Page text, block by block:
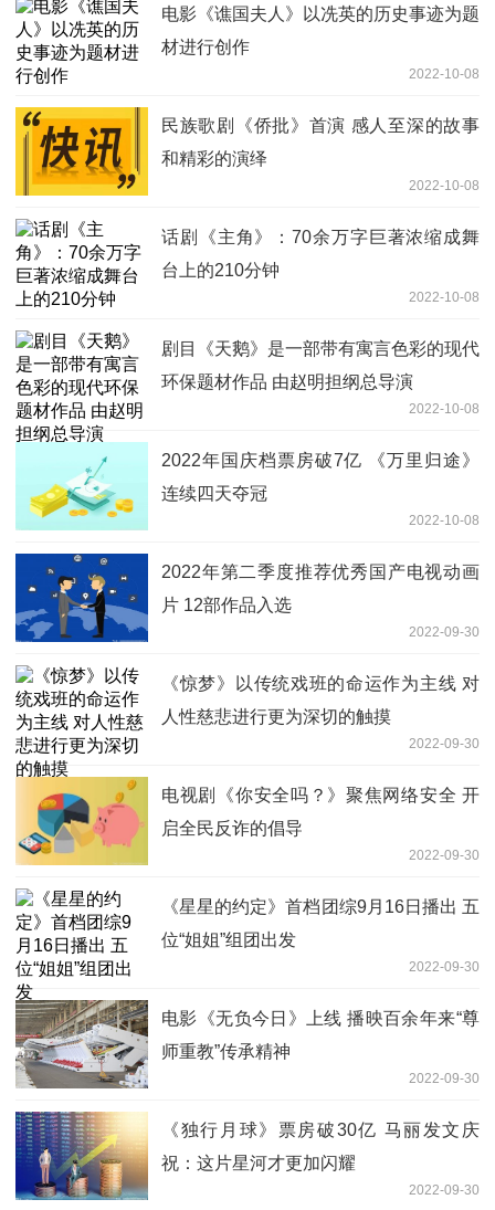
电影《谯国夫人》以冼英的历史事迹为题
材进行创作
2022-10-08
民族歌剧《侨批》首演 感人至深的故事
和精彩的演绎
2022-10-08
话剧《主角》：70余万字巨著浓缩成舞
台上的210分钟
2022-10-08
剧目《天鹅》是一部带有寓言色彩的现代
环保题材作品 由赵明担纲总导演
2022-10-08
2022年国庆档票房破7亿 《万里归途》
连续四天夺冠
2022-10-08
2022年第二季度推荐优秀国产电视动画
片 12部作品入选
2022-09-30
《惊梦》以传统戏班的命运作为主线 对
人性慈悲进行更为深切的触摸
2022-09-30
电视剧《你安全吗？》聚焦网络安全 开
启全民反诈的倡导
2022-09-30
《星星的约定》首档团综9月16日播出 五
位“姐姐”组团出发
2022-09-30
电影《无负今日》上线 播映百余年来“尊
师重教”传承精神
2022-09-30
《独行月球》票房破30亿 马丽发文庆
祝：这片星河才更加闪耀
2022-09-30